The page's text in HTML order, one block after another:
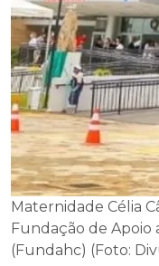
Maternidade Célia
Fundação de Apoio
(Fundahc) (Foto: